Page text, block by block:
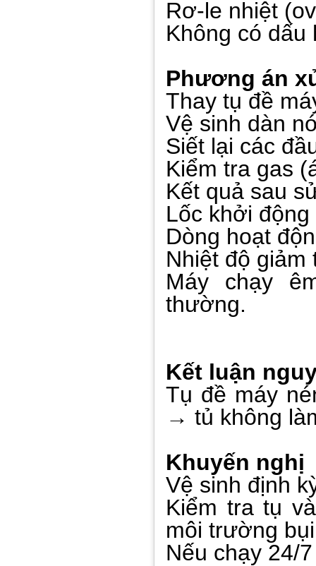
Rơ-le nhiệt
Không có dấu
Phương án
Thay tụ đề
Vệ sinh dàn
Siết lại các
Kiểm tra gas
Kết quả sau
Lốc khởi
Dòng hoạt
Nhiệt độ
Máy chạy
thường.
Kết luận
Tụ đề máy
→ tủ không
Khuyến nghị
Vệ sinh định
Kiểm tra tụ
môi trường
Nếu chạy 24/